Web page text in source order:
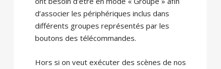
d’associer les périphériques inclus dans
différents groupes représentés par les
boutons des télécommandes.
Hors si on veut exécuter des scènes de nos